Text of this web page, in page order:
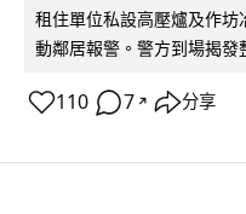
租住單位私設高壓爐及作
動鄰居報警。警方到場揭發
110 7 ↗ 分享